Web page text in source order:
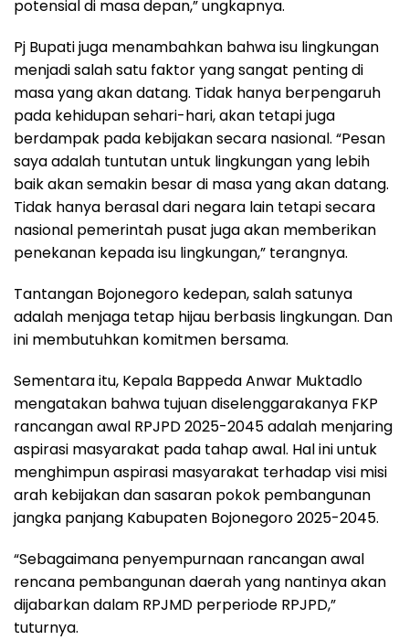
potensial di masa depan,” ungkapnya.
Pj Bupati juga menambahkan bahwa isu lingkungan
menjadi salah satu faktor yang sangat penting di
masa yang akan datang. Tidak hanya berpengaruh
pada kehidupan sehari-hari, akan tetapi juga
berdampak pada kebijakan secara nasional. “Pesan
saya adalah tuntutan untuk lingkungan yang lebih
baik akan semakin besar di masa yang akan datang.
Tidak hanya berasal dari negara lain tetapi secara
nasional pemerintah pusat juga akan memberikan
penekanan kepada isu lingkungan,” terangnya.
Tantangan Bojonegoro kedepan, salah satunya
adalah menjaga tetap hijau berbasis lingkungan. Dan
ini membutuhkan komitmen bersama.
Sementara itu, Kepala Bappeda Anwar Muktadlo
mengatakan bahwa tujuan diselenggarakanya FKP
rancangan awal RPJPD 2025-2045 adalah menjaring
aspirasi masyarakat pada tahap awal. Hal ini untuk
menghimpun aspirasi masyarakat terhadap visi misi
arah kebijakan dan sasaran pokok pembangunan
jangka panjang Kabupaten Bojonegoro 2025-2045.
“Sebagaimana penyempurnaan rancangan awal
rencana pembangunan daerah yang nantinya akan
dijabarkan dalam RPJMD perperiode RPJPD,”
tuturnya.